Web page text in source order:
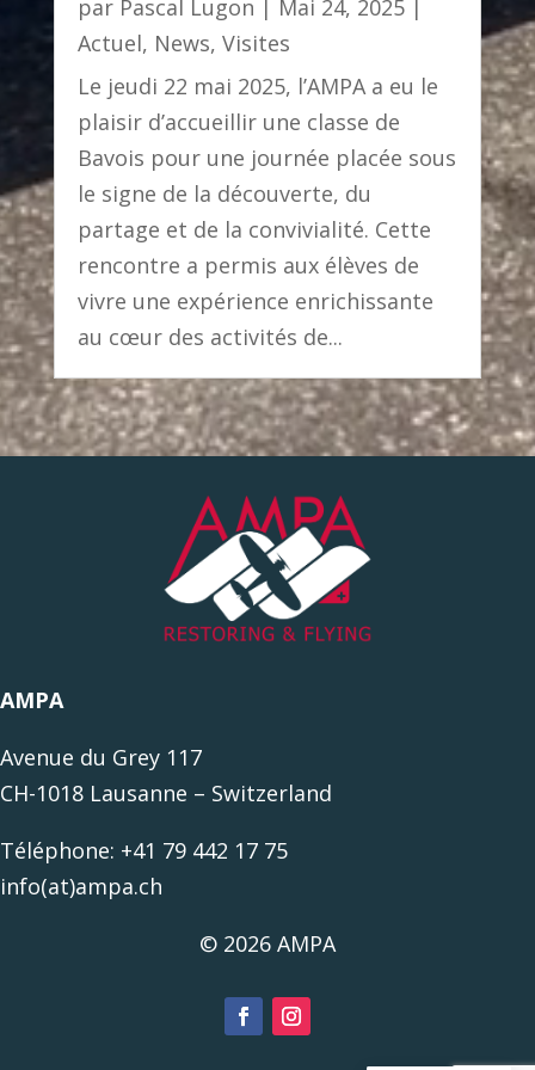
par Pascal Lugon Mai 24, 2025|
Actuel, News, Visites
Le jeudi 22 mai 2025, l’AMPA a eu le
plaisir d’accueillir une classe de
Bavois pour une journée placée sous
le signe de la découverte, du
partage et de la convivialité. Cette
rencontre a permis aux élèves de
vivre une expérience enrichissante
au cœur des activités de...
AMPA
Avenue du Grey 117
CH-1018 Lausanne – Switzerland
Téléphone: +41 79 442 17 75
info(at)ampa.ch
© 2026 AMPA